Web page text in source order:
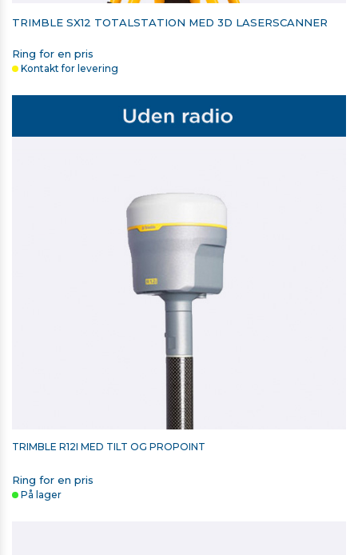
STYLUS, DIGITAL PEN TIL T10/T10X/T110 TABLET
675,00 kr. ekskl. moms
TRIMBLE SX12 TOTALSTATION MED 3D LASERSCANNER
Ring for en pris
Kontakt for levering
TRIMBLE R12I MED TILT OG PROPOINT
Ring for en pris
På lager